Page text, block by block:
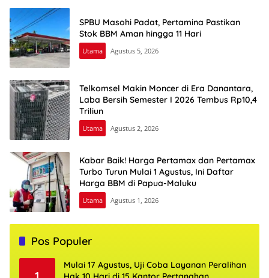
SPBU Masohi Padat, Pertamina Pastikan
Stok BBM Aman hingga 11 Hari
Utama Agustus 5, 2026
Telkomsel Makin Moncer di Era Danantara,
Laba Bersih Semester I 2026 Tembus Rp10,4
Triliun
Utama Agustus 2, 2026
Kabar Baik! Harga Pertamax dan Pertamax
Turbo Turun Mulai 1 Agustus, Ini Daftar
Harga BBM di Papua-Maluku
Utama Agustus 1, 2026
Pos Populer
Mulai 17 Agustus, Uji Coba Layanan Peralihan